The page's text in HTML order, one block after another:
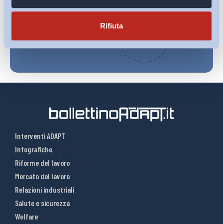
Rifiuta
Interventi ADAPT
Infografiche
Riforme del lavoro
Mercato del lavoro
Relazioni industriali
Salute e sicurezza
Welfare